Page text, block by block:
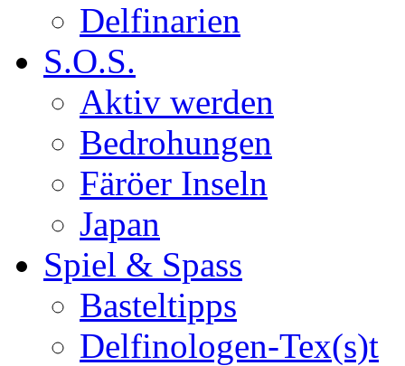
Delfinarien
S.O.S.
Aktiv werden
Bedrohungen
Färöer Inseln
Japan
Spiel & Spass
Basteltipps
Delfinologen-Tex(s)t